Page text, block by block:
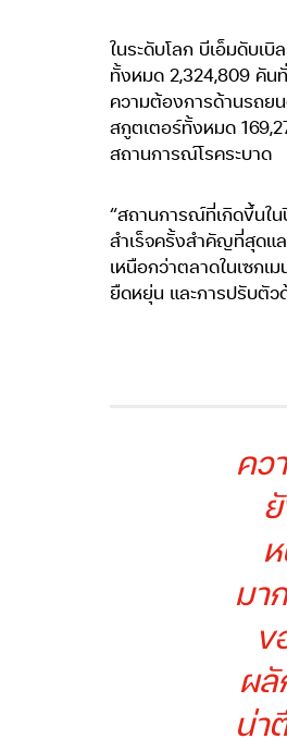
ในระดับโลก บีเอ็มดับเ
ทั้งหมด 2,324,809 คัน
ความต้องการด้านรถย
สกูตเตอร์ทั้งหมด
สถานการณ์โรคระบาด
“สถานการณ์ที่เกิดขึ้นใ
สำเร็จครั้งสำคัญที่สุดแ
เหนือกว่าตลาดในเซก
ยืดหยุ่น และการปรับตั
คว
มา
ข
ผลั
น่า